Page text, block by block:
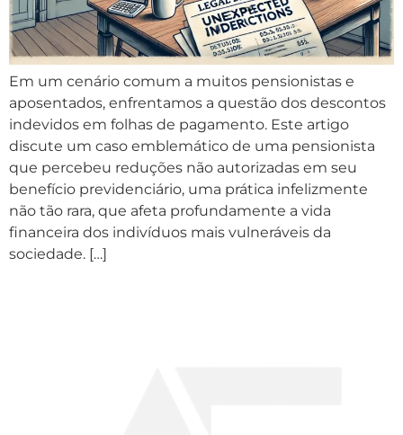
Em um cenário comum a muitos pensionistas e
aposentados, enfrentamos a questão dos descontos
indevidos em folhas de pagamento. Este artigo
discute um caso emblemático de uma pensionista
que percebeu reduções não autorizadas em seu
benefício previdenciário, uma prática infelizmente
não tão rara, que afeta profundamente a vida
financeira dos indivíduos mais vulneráveis da
sociedade. […]